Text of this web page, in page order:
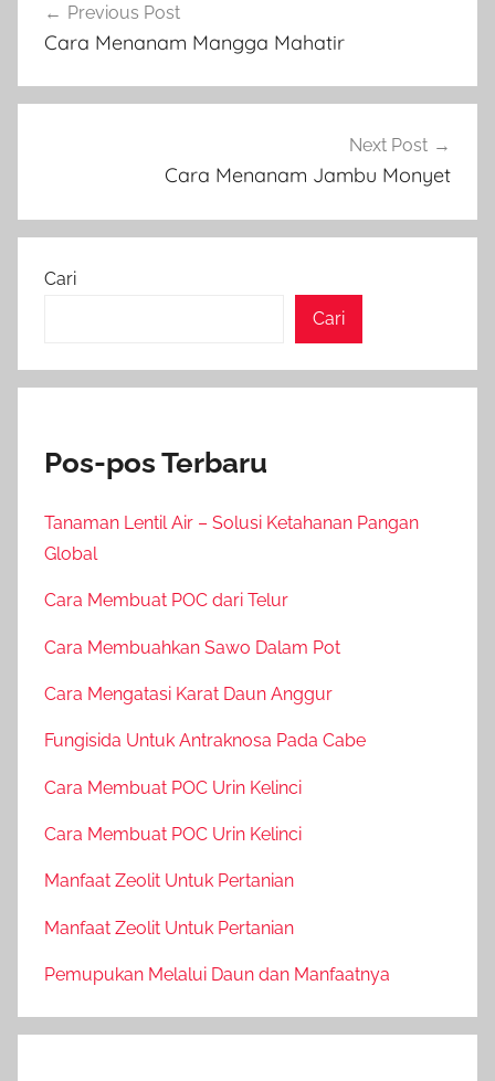
pos
Previous Post
Cara Menanam Mangga Mahatir
Next Post
Cara Menanam Jambu Monyet
Cari
Cari
Pos-pos Terbaru
Tanaman Lentil Air – Solusi Ketahanan Pangan
Global
Cara Membuat POC dari Telur
Cara Membuahkan Sawo Dalam Pot
Cara Mengatasi Karat Daun Anggur
Fungisida Untuk Antraknosa Pada Cabe
Cara Membuat POC Urin Kelinci
Cara Membuat POC Urin Kelinci
Manfaat Zeolit Untuk Pertanian
Manfaat Zeolit Untuk Pertanian
Pemupukan Melalui Daun dan Manfaatnya